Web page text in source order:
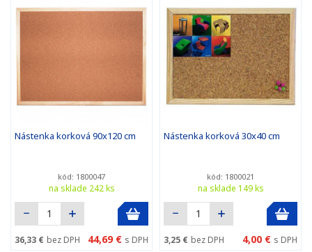
Nástenka korková 90x120 cm
kód: 1800047
na sklade 242 ks
36,33 € bez DPH 44,69 € s DPH
Nástenka korková 30x40 cm
kód: 1800021
na sklade 149 ks
3,25 € bez DPH 4,00 € s DPH